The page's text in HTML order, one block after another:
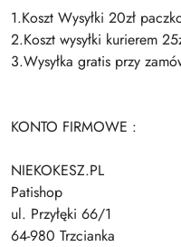
1.Koszt Wysyłki 20zł
2.Koszt wysyłki kurierem
3.Wysyłka gratis przy
KONTO FIRMOWE :
NIEKOKESZ.PL
Patishop
ul. Przyłęki 66/1
64-980 Trzcianka